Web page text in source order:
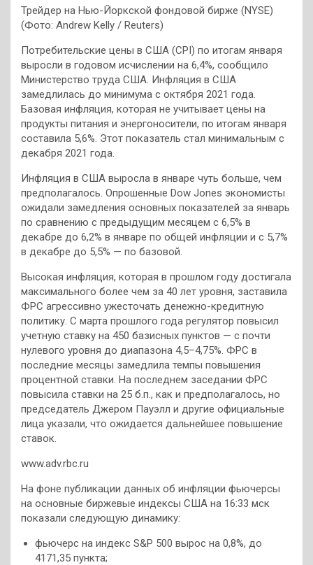
Трейдер на Нью-Йоркской фондовой бирже (NYSE)
(Фото: Andrew Kelly / Reuters)
Потребительские цены в США (CPI) по итогам января
выросли в годовом исчислении на 6,4%, сообщило
Министерство труда США. Инфляция в США
замедлилась до минимума с октября 2021 года.
Базовая инфляция, которая не учитывает цены на
продукты питания и энергоносители, по итогам января
составила 5,6%. Этот показатель стал минимальным с
декабря 2021 года.
Инфляция в США выросла в январе чуть больше, чем
предполагалось. Опрошенные Dow Jones экономисты
ожидали замедления основных показателей за январь
по сравнению с предыдущим месяцем с 6,5% в
декабре до 6,2% в январе по общей инфляции и с 5,7%
в декабре до 5,5% — по базовой.
Высокая инфляция, которая в прошлом году достигала
максимального более чем за 40 лет уровня, заставила
ФРС агрессивно ужесточать денежно-кредитную
политику. С марта прошлого года регулятор повысил
учетную ставку на 450 базисных пунктов — с почти
нулевого уровня до диапазона 4,5–4,75%. ФРС в
последние месяцы замедлила темпы повышения
процентной ставки. На последнем заседании ФРС
повысила ставки на 25 б.п., как и предполагалось, но
председатель Джером Пауэлл и другие официальные
лица указали, что ожидается дальнейшее повышение
ставок.
www.adv.rbc.ru
На фоне публикации данных об инфляции фьючерсы
на основные биржевые индексы США на 16:33 мск
показали следующую динамику:
фьючерс на индекс S&P 500 вырос на 0,8%, до
4171,35 пункта;